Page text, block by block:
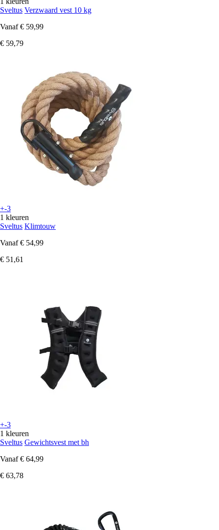
Sveltus Verzwaard vest 10 kg
Vanaf € 59,99
€ 59,79
+-3
1 kleuren
Sveltus Klimtouw
Vanaf € 54,99
€ 51,61
+-3
1 kleuren
Sveltus Gewichtsvest met bh
Vanaf € 64,99
€ 63,78